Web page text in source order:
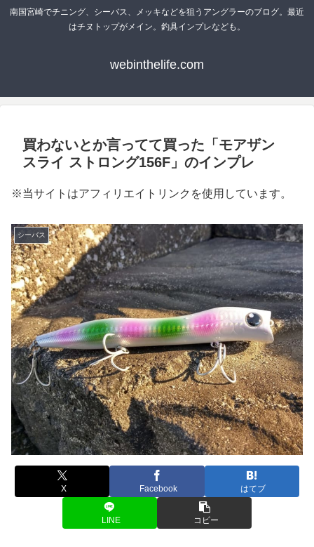
南国宮崎でチニング、シーバス、メッキなどを狙うアングラーのブログ。最近
はチヌトップがメイン。釣具インプレなども。
webinthelife.com
買わないとか言ってて買った「モアザン
スライ ストロング156F」のインプレ
※当サイトはアフィリエイトリンクを使用しています。
シーバス
X Facebook はてブ
LINE コピー